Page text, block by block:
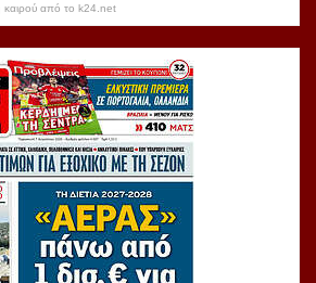
από το k24.net